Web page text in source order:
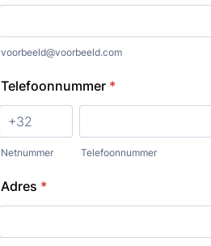
voorbeeld@voorbeeld.com
Telefoonnummer *
Netnummer Telefoonnummer
Adres *